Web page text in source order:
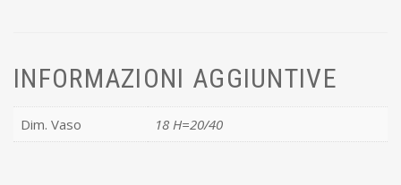
INFORMAZIONI AGGIUNTIVE
Dim. Vaso 18 H=20/40